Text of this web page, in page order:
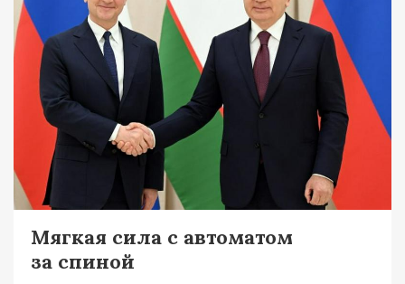
Мягкая сила с автоматом
за спиной